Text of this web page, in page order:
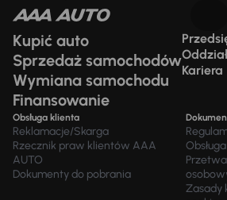
Kupić auto
Sprzedaż samochodów
Wymiana samochodu
Finansowanie
Kariera
Obsługa klienta
Reklamacje/Skarga
Rzecznik praw klientów AAA
AUTO
Dokumenty do pobrania
Zasady